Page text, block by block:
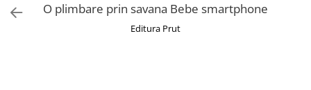
Stilouri școlare
O plimbare prin savana Bebe smartphone
Editura Prut